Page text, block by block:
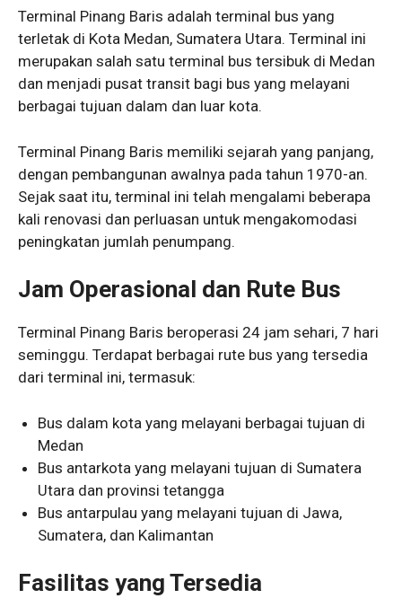
Terminal Pinang Baris adalah terminal bus yang
terletak di Kota Medan, Sumatera Utara. Terminal ini
merupakan salah satu terminal bus tersibuk di Medan
dan menjadi pusat transit bagi bus yang melayani
berbagai tujuan dalam dan luar kota.
Terminal Pinang Baris memiliki sejarah yang panjang,
dengan pembangunan awalnya pada tahun 1970-an.
Sejak saat itu, terminal ini telah mengalami beberapa
kali renovasi dan perluasan untuk mengakomodasi
peningkatan jumlah penumpang.
Jam Operasional dan Rute Bus
Terminal Pinang Baris beroperasi 24 jam sehari, 7 hari
seminggu. Terdapat berbagai rute bus yang tersedia
dari terminal ini, termasuk:
Bus dalam kota yang melayani berbagai tujuan di
Medan
Bus antarkota yang melayani tujuan di Sumatera
Utara dan provinsi tetangga
Bus antarpulau yang melayani tujuan di Jawa,
Sumatera, dan Kalimantan
Fasilitas yang Tersedia